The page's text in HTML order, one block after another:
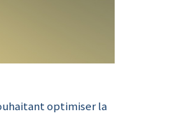
optimiser la